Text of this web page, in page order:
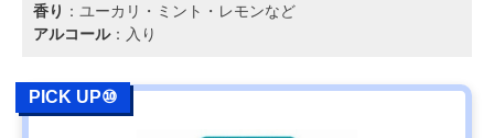
香り ：ユーカリ・ミント・レモンなど
アルコール：入り
PICK UP⑩